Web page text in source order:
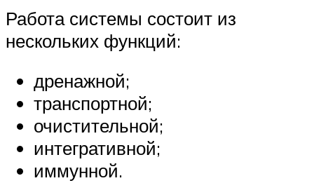
Работа системы состоит из
нескольких функций:
дренажной;
транспортной;
очистительной;
интегративной;
иммунной.